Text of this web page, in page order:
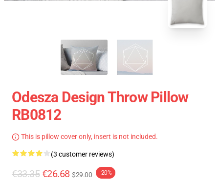
Odesza Design Throw Pillow
RB0812
This is pillow cover only, insert is not included.
(3 customer reviews)
€33.35 €26.68 $29.00 -20%